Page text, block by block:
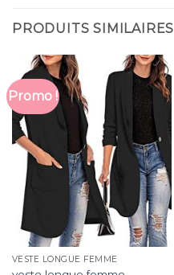
PRODUITS SIMILAIRES
Promo !
VESTE LONGUE FEMME